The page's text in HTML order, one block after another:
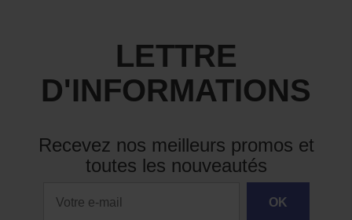
LETTRE
D'INFORMATIONS
Recevez nos meilleurs promos et
toutes les nouveautés